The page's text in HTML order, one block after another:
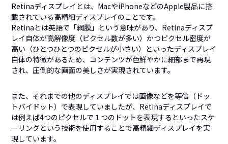
Retinaディスプレイとは、MacやiPhoneなどのApple製品に搭
載されている高精細ディスプレイのことです。
Retinaとは英語で「網膜」という意味があり、Retinaディスプ
レイ自体が高解像度（ピクセル数が多い）かつピクセル密度が
高い（ひとつひとつのピクセルが小さい）といったディスプレイ
自体の特徴があるため、コンテンツが色鮮やかに細部まで再現
され、圧倒的な画面の美しさが実現されています。
また、それまでの他のディスプレイでは画像などを等倍（ドッ
トバイドット）で表現していましたが、Retinaディスプレイで
は例えば4つのピクセルで１つのドットを表現するといったスケ
ーリングという技術を使用することで高精細ディスプレイを実
現しています。